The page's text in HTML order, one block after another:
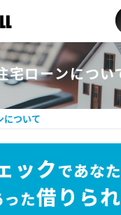
宅ローンについ
について